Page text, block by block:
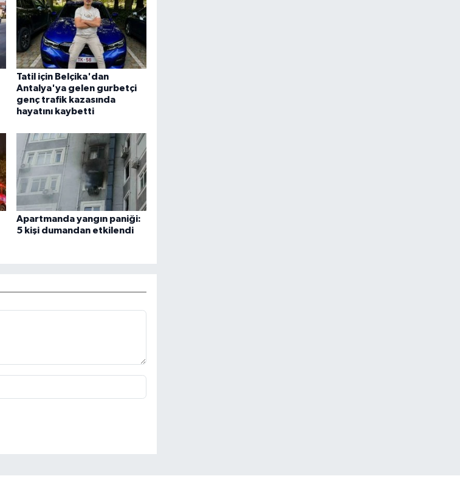
Tatil için Belçika'dan
Antalya'ya gelen gurbetçi
genç trafik kazasında
hayatını kaybetti
Apartmanda yangın paniği:
5 kişi dumandan etkilendi